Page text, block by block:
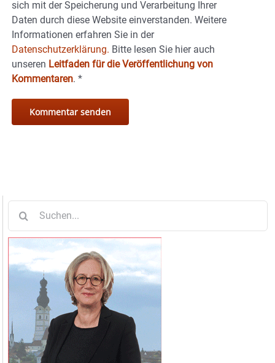
sich mit der Speicherung und Verarbeitung Ihrer
Daten durch diese Website einverstanden. Weitere
Informationen erfahren Sie in der
Datenschutzerklärung. Bitte lesen Sie hier auch
unseren Leitfaden für die Veröffentlichung von
Kommentaren. *
nach: